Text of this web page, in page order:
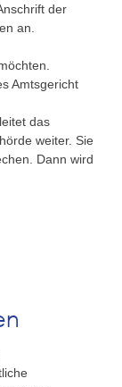
der
an.
Amtsgericht
das
weiter. Sie
Dann wird